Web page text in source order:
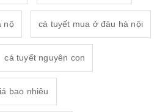
nộ cá tuyết mua ở đâu hà nội
cá tuyết nguyên con
bao nhiêu